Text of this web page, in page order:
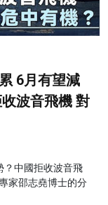
6月有望減
波音飛機 對
？中國拒收波音飛
家邵志堯博士的分